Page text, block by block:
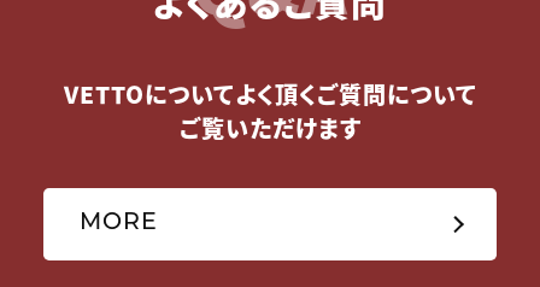
VETTOについてよく頂くご質問について
ご覧いただけます
MORE